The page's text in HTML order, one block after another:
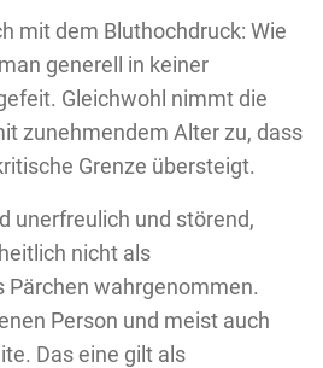
mit dem Bluthochdruck: Wie
generell in keiner
Gleichwohl nimmt die
zunehmendem Alter zu, dass
Grenze übersteigt.
unerfreulich und störend,
nicht als
Pärchen wahrgenommen.
Person und meist auch
Das eine gilt als